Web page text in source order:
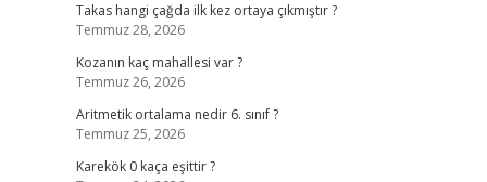
Takas hangi çağda ilk kez ortaya çıkmıştır ?
Temmuz 28, 2026
Kozanın kaç mahallesi var ?
Temmuz 26, 2026
Aritmetik ortalama nedir 6. sınıf ?
Temmuz 25, 2026
Karekök 0 kaça eşittir ?